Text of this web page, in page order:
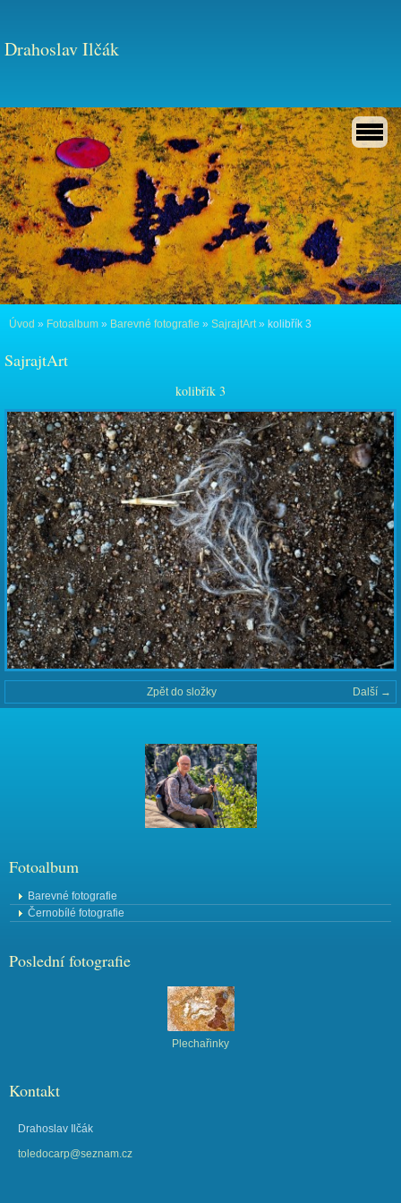
Drahoslav Ilčák
Úvod » Fotoalbum » Barevné fotografie » SajrajtArt» kolibřík 3
SajrajtArt
kolibřík 3
Další →
Zpět do složky
Fotoalbum
Barevné fotografie
Černobílé fotografie
Poslední fotografie
Plechařinky
Kontakt
Drahoslav Ilčák
toledocarp@seznam.cz